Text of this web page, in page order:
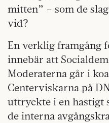
mitten” – som de
vid?
En verklig framgång
innebär att
Moderaterna går i
Centerviskarna på
uttryckte i en hastigt
de interna